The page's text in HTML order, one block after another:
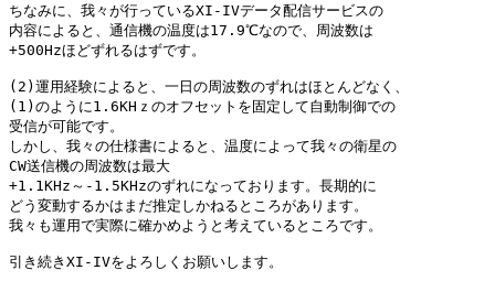
ちなみに、我々が行っているXI-IVデータ配信サービスの
内容によると、通信機の温度は17.9℃なので、周波数は
+500Hzほどずれるはずです。
(2)運用経験によると、一日の周波数のずれはほとんどなく、
(1)のように1.6KHｚのオフセットを固定して自動制御での
受信が可能です。
しかし、我々の仕様書によると、温度によって我々の衛星の
CW送信機の周波数は最大
+1.1KHz～-1.5KHzのずれになっております。長期的に
どう変動するかはまだ推定しかねるところがあります。
我々も運用で実際に確かめようと考えているところです。
引き続きXI-IVをよろしくお願いします。